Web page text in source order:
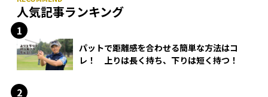
人気記事ランキング
パットで距離感を合わせる簡単な方法はコ
レ！ 上りは長く持ち、下りは短く持つ！